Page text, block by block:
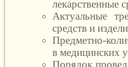
лекарственные
Актуальные
средств и
Предметно-
в медицинских
Порядок